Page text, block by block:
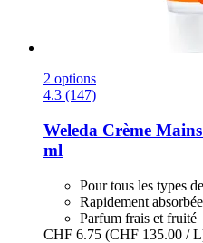
2 options
4.3 (147)
Weleda Crème
ml
Pour tous les types
Rapidement absorbée
Parfum frais et fruité
CHF 6.75 (CHF 135.00 /